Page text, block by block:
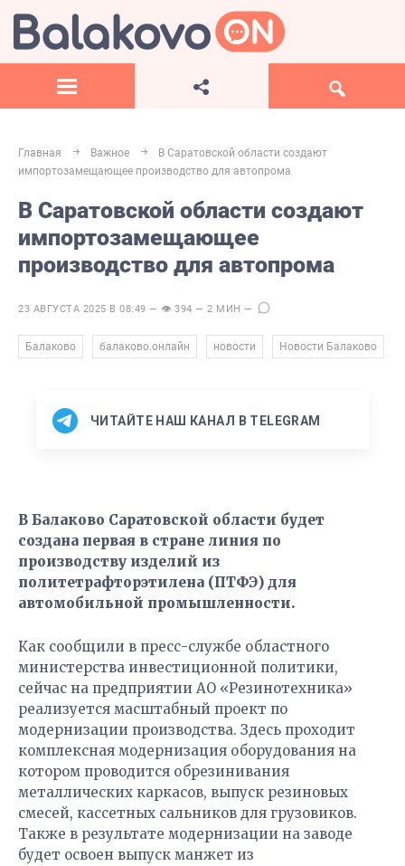
Главная Важное
В Саратовской области создают
импортозамещающее производство для автопрома
В Саратовской области создают
импортозамещающее
производство для автопрома
23 АВГУСТА 2025 В 08:49 — 👁 394 — 2 МИН —
Балаково балаково.онлайн новости Новости Балаково
ЧИТАЙТЕ НАШ КАНАЛ В TELEGRAM
В Балаково Саратовской области будет
создана первая в стране линия по
производству изделий из
политетрафторэтилена (ПТФЭ) для
автомобильной промышленности.
Как сообщили в пресс-службе областного
министерства инвестиционной политики,
сейчас на предприятии АО «Резинотехника»
реализуется масштабный проект по
модернизации производства. Здесь проходит
комплексная модернизация оборудования на
котором проводится обрезинивания
металлических каркасов, выпуск резиновых
смесей, кассетных сальников для грузовиков.
Также в результате модернизации на заводе
будет освоен выпуск манжет из